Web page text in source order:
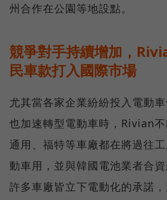
州合作在公園等地設點。
競爭對手持續增加，
民車款打入國際市場
尤其當各家企業紛紛投入電動
也加速轉型電動車時，Rivian不
通用、福特等車廠都在將過往
動車用，並與韓國電池業者合
許多車廠皆立下電動化的承諾